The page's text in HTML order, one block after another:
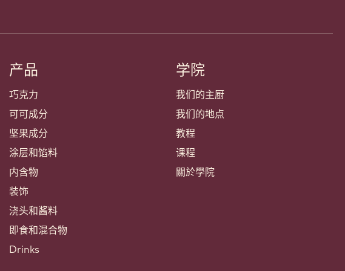
产品
巧克力
可可成分
坚果成分
涂层和馅料
内含物
装饰
浇头和酱料
即食和混合物
Drinks
学院
我们的主厨
我们的地点
教程
课程
關於學院